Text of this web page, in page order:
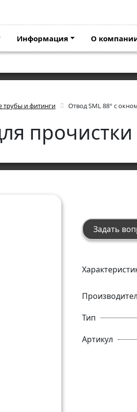
Информация О
трубы и фитинги Отвод SML 88° с
прочистки
Задать
Тип
Артикул